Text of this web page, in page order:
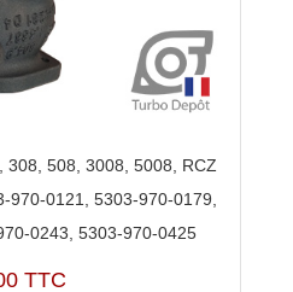
308, 508, 3008, 5008, RCZ
970-0121, 5303-970-0179,
0243, 5303-970-0425
TTC